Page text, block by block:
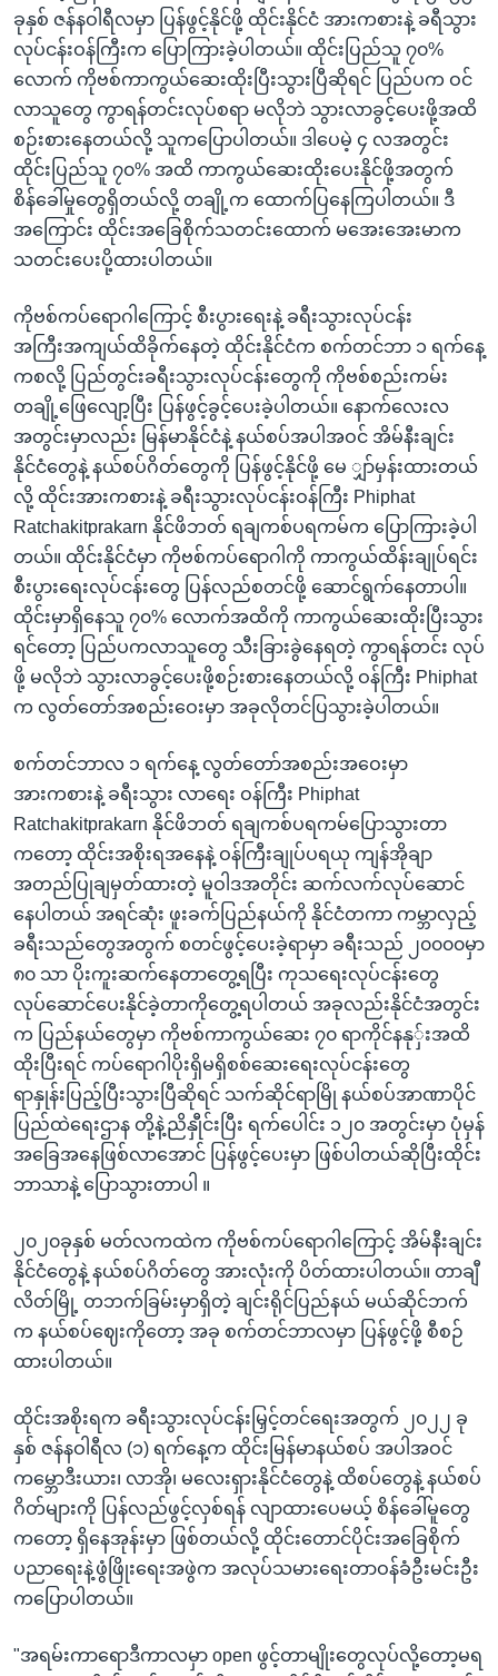
ကျော်
ရန်
ခုနှစ် ဇန်နဝါရီလမှာ ပြန်ဖွင့်နိုင်ဖို့ ထိုင်းနိုင်ငံ အားကစားနဲ့ ခရီသွား
လုပ်ငန်းဝန်ကြီးက ပြောကြားခဲ့ပါတယ်။ ထိုင်းပြည်သူ ၇၀%
လောက် ကိုဗစ်ကာကွယ်ဆေးထိုးပြီးသွားပြီဆိုရင် ပြည်ပက ဝင်
လာသူတွေ ကွာရန်တင်းလုပ်စရာ မလိုဘဲ သွားလာခွင့်ပေးဖို့အထိ
စဉ်းစားနေတယ်လို့ သူကပြောပါတယ်။ ဒါပေမဲ့ ၄ လအတွင်း
ထိုင်းပြည်သူ ၇၀% အထိ ကာကွယ်ဆေးထိုးပေးနိုင်ဖို့အတွက်
စိန်ခေါ်မှုတွေရှိတယ်လို့ တချို့က ထောက်ပြနေကြပါတယ်။ ဒီ
အကြောင်း ထိုင်းအခြေစိုက်သတင်းထောက် မအေးအေးမာက
သတင်းပေးပို့ထားပါတယ်။
ကိုဗစ်ကပ်ရောဂါကြောင့် စီးပွားရေးနဲ့ ခရီးသွားလုပ်ငန်း
အကြီးအကျယ်ထိခိုက်နေတဲ့ ထိုင်းနိုင်ငံက စက်တင်ဘာ ၁ ရက်နေ့
ကစလို့ ပြည်တွင်းခရီးသွားလုပ်ငန်းတွေကို ကိုဗစ်စည်းကမ်း
တချို့ဖြေလျော့ပြီး ပြန်ဖွင့်ခွင့်ပေးခဲ့ပါတယ်။ နောက်လေးလ
အတွင်းမှာလည်း မြန်မာနိုင်ငံနဲ့ နယ်စပ်အပါအဝင် အိမ်နီးချင်း
နိုင်ငံတွေနဲ့ နယ်စပ်ဂိတ်တွေကို ပြန်ဖွင့်နိုင်ဖို့ မေ ျှာ်မှန်းထားတယ်
လို့ ထိုင်းအားကစားနဲ့ ခရီးသွားလုပ်ငန်းဝန်ကြီး Phiphat
Ratchakitprakarn နိုင်ဖိဘတ် ရချကစ်ပရကမ်က ပြောကြားခဲ့ပါ
တယ်။ ထိုင်းနိုင်ငံမှာ ကိုဗစ်ကပ်ရောဂါကို ကာကွယ်ထိန်းချုပ်ရင်း
စီးပွားရေးလုပ်ငန်းတွေ ပြန်လည်စတင်ဖို့ ဆောင်ရွက်နေတာပါ။
ထိုင်းမှာရှိနေသူ ၇၀% လောက်အထိကို ကာကွယ်ဆေးထိုးပြီးသွား
ရင်တော့ ပြည်ပကလာသူတွေ သီးခြားခွဲနေရတဲ့ ကွာရန်တင်း လုပ်
ဖို့ မလိုဘဲ သွားလာခွင့်ပေးဖို့စဉ်းစားနေတယ်လို့ ဝန်ကြီး Phiphat
က လွတ်တော်အစည်းဝေးမှာ အခုလိုတင်ပြသွားခဲ့ပါတယ်။
စက်တင်ဘာလ ၁ ရက်နေ့ လွတ်တော်အစည်းအဝေးမှာ
အားကစားနဲ့ ခရီးသွား လာရေး ဝန်ကြီး Phiphat
Ratchakitprakarn နိုင်ဖိဘတ် ရချကစ်ပရကမ်ပြောသွားတာ
ကတော့ ထိုင်းအစိုးရအနေနဲ့ ဝန်ကြီးချုပ်ပရယု ကျန်အိုချာ
အတည်ပြုချမှတ်ထားတဲ့ မူဝါဒအတိုင်း ဆက်လက်လုပ်ဆောင်
နေပါတယ် အရင်ဆုံး ဖူးခက်ပြည်နယ်ကို နိုင်ငံတကာ ကမ္ဘာလှည့်
ခရီးသည်တွေအတွက် စတင်ဖွင့်ပေးခဲ့ရာမှာ ခရီးသည် ၂၀၀၀၀မှာ
၈၀ သာ ပိုးကူးဆက်နေတာတွေ့ရပြီး ကုသရေးလုပ်ငန်းတွေ
လုပ်ဆောင်ပေးနိုင်ခဲ့တာကိုတွေ့ရပါတယ် အခုလည်းနိုင်ငံအတွင်း
က ပြည်နယ်တွေမှာ ကိုဗစ်ကာကွယ်ဆေး ၇၀ ရာကိုင်နနုှ်းအထိ
ထိုးပြီးရင် ကပ်ရောဂါပိုးရှိမရှိစစ်ဆေးရေးလုပ်ငန်းတွေ
ရာနှုန်းပြည့်ပြီးသွားပြီဆိုရင် သက်ဆိုင်ရာမြို နယ်စပ်အာဏာပိုင်
ပြည်ထဲရေးဌာန တို့နဲ့ညိနှီုင်းပြီး ရက်ပေါင်း ၁၂၀ အတွင်းမှာ ပုံမှန်
အခြေအနေဖြစ်လာအောင် ပြန်ဖွင့်ပေးမှာ ဖြစ်ပါတယ်ဆိုပြီးထိုင်း
ဘာသာနဲ့ ပြောသွားတာပါ ။
၂၀၂၀ခုနှစ် မတ်လကထဲက ကိုဗစ်ကပ်ရောဂါကြောင့် အိမ်နီးချင်း
နိုင်ငံတွေနဲ့ နယ်စပ်ဂိတ်တွေ အားလုံးကို ပိတ်ထားပါတယ်။ တာချီ
လိတ်မြို့ တဘက်ခြမ်းမှာရှိတဲ့ ချင်းရိုင်ပြည်နယ် မယ်ဆိုင်ဘက်
က နယ်စပ်ဈေးကိုတော့ အခု စက်တင်ဘာလမှာ ပြန်ဖွင့်ဖို့ စီစဉ်
ထားပါတယ်။
ထိုင်းအစိုးရက ခရီးသွားလုပ်ငန်းမြှင့်တင်ရေးအတွက် ၂၀၂၂ ခု
နှစ် ဇန်နဝါရီလ (၁) ရက်နေ့က ထိုင်းမြန်မာနယ်စပ် အပါအဝင်
ကမ္ဘောဒီးယား၊ လာအို၊ မလေးရှားနိုင်ငံတွေနဲ့ ထိစပ်တွေနဲ့ နယ်စပ်
ဂိတ်များကို ပြန်လည်ဖွင့်လှစ်ရန် လျာထားပေမယ့် စိန်ခေါ်မူတွေ
ကတော့ ရှိနေအုန်းမှာ ဖြစ်တယ်လို့ ထိုင်းတောင်ပိုင်းအခြေစိုက်
ပညာရေးနဲ့ဖွံဖြိုးရေးအဖွဲက အလုပ်သမားရေးတာဝန်ခံဦးမင်းဦး
ကပြောပါတယ်။
"အရမ်းကာရောဒီကာလမှာ open ဖွင့်တာမျိုးတွေလုပ်လို့တော့မရ